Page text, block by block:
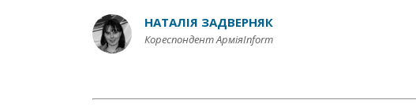
НАТАЛІЯ ЗАДВЕРНЯК
Кореспондент АрміяInform